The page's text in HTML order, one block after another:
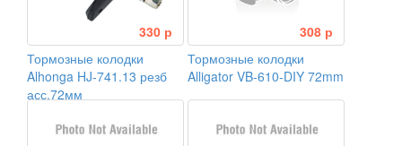
330 р
Тормозные колодки
Alhonga HJ-741.13 резб
асс.72мм
308 р
Тормозные колодки
Alligator VB-610-DIY 72mm